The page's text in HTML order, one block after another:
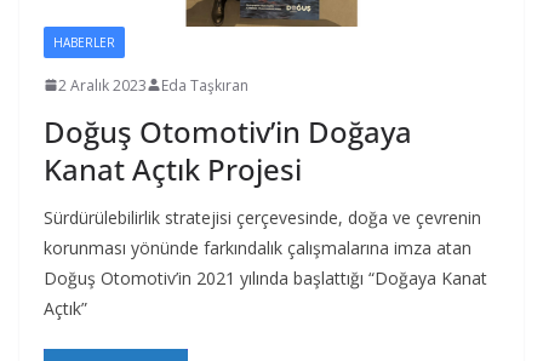
HABERLER
2 Aralık 2023 Eda Taşkıran
Doğuş Otomotiv’in Doğaya
Kanat Açtık Projesi
Sürdürülebilirlik stratejisi çerçevesinde, doğa ve çevrenin
korunması yönünde farkındalık çalışmalarına imza atan
Doğuş Otomotiv’in 2021 yılında başlattığı “Doğaya Kanat
Açtık”